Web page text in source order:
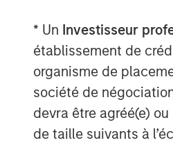
* Un Investisseur
établissement de
organisme de
société de
devra être agréé(e)
de taille suivants à
to joint
Manna Pro is
Capital
Stanley